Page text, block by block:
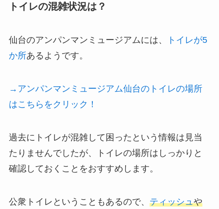
トイレの混雑状況は？
仙台のアンパンマンミュージアムには、
トイレが5
か所あるようです。
→アンパンマンミュージアム仙台のトイレの場所
はこちらをクリック！
過去にトイレが混雑して困ったという情報は見当
たりませんでしたが、トイレの場所はしっかりと
確認しておくことをおすすめします。
公衆トイレということもあるので、 ティッシュや